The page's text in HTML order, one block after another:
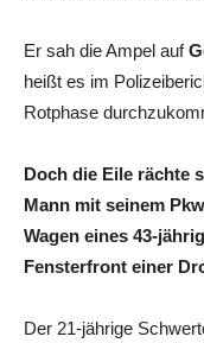
Er sah die Ampel auf
heißt es im
Rotphase
Doch die Eile rächte
Mann mit seinem
Wagen eines 43-
Fensterfront einer
Der 21-jährige